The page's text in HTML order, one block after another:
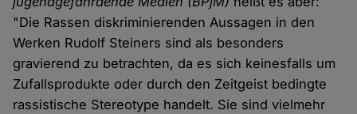
"Die Rassen diskriminierenden Aussagen in den
Werken Rudolf Steiners sind als besonders
gravierend zu betrachten, da es sich keinesfalls um
Zufallsprodukte oder durch den Zeitgeist bedingte
rassistische Stereotype handelt. Sie sind vielmehr